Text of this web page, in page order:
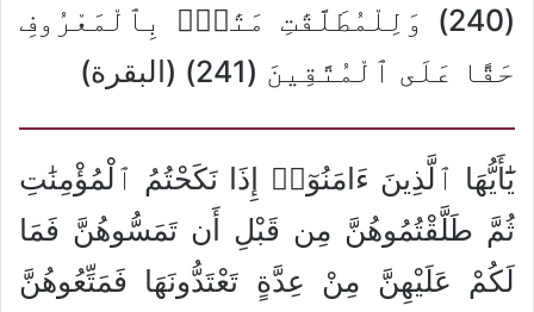
(240) وَلِلْمُطَلَّقَٰتِ مَتَٰعٌۢ بِٱلْمَعْرُوفِ
حَقًّا عَلَى ٱلْمُتَّقِينَ (241) (البقرة)
يَٰٓأَيُّهَا ٱلَّذِينَ ءَامَنُوٓا۟ إِذَا نَكَحْتُمُ ٱلْمُؤْمِنَٰتِ
ثُمَّ طَلَّقْتُمُوهُنَّ مِن قَبْلِ أَن تَمَسُّوهُنَّ فَمَا
لَكُمْ عَلَيْهِنَّ مِنْ عِدَّةٍ تَعْتَدُّونَهَا فَمَتِّعُوهُنَّ